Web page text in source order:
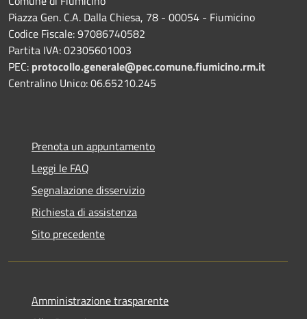
Piazza Gen. C.A. Dalla Chiesa, 78 - 00054 - Fiumicino
Codice Fiscale: 97086740582
Partita IVA: 02305601003
PEC: protocollo.generale@pec.comune.fiumicino.rm.it
Centralino Unico: 06.65210.245
Prenota un appuntamento
Leggi le FAQ
Segnalazione disservizio
Richiesta di assistenza
Sito precedente
Amministrazione trasparente